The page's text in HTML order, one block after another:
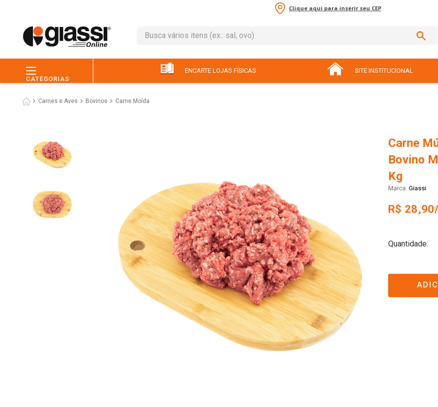
Clique aqui para inserir seu CEP
Busca vários itens (ex.: sal, ovo)
CATEGORIAS
ENCARTE LOJAS FÍSICAS SITE INSTITUCIONAL
Carnes e Aves Bovinos Carne Moída
Carne
Bovino
Kg
Giassi
R$
Quantidade
leite
3
iogurte
9º ovo
10º arroz